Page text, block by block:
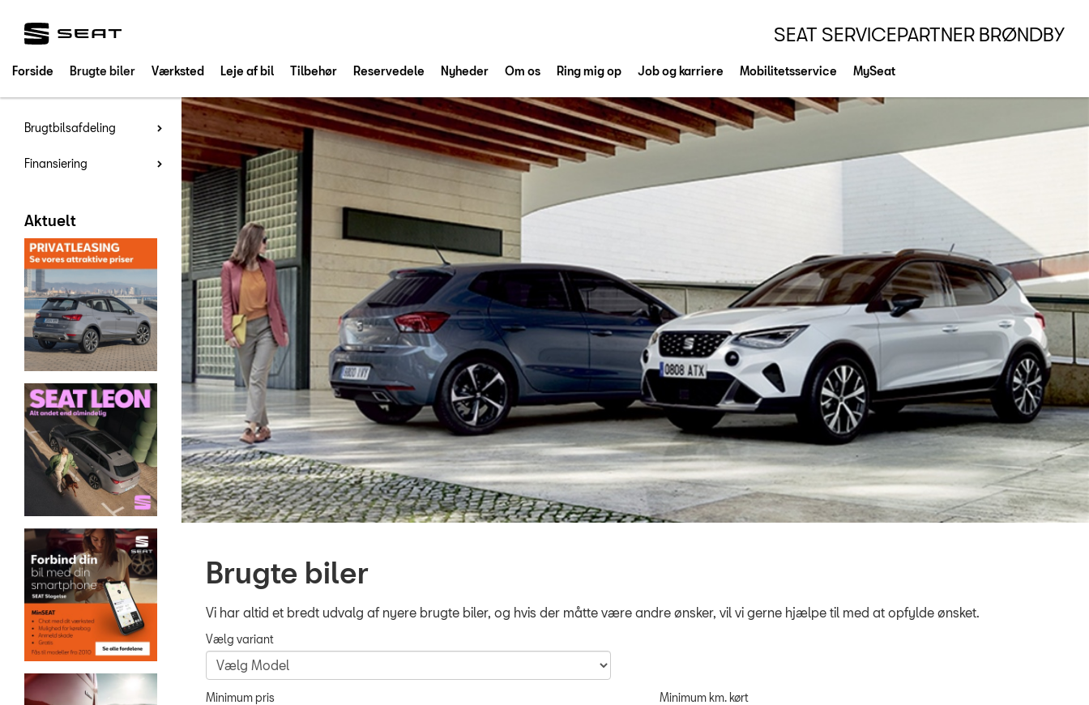
Forside Brugte biler Værksted Leje af bil Tilbehør Reservedele Nyheder Om os Ring mig op Job og karriere Mobilitetsservice MySeat
SEAT SERVICEPARTNER BRØNDBY
Brugtbilsafdeling
Finansiering
Aktuelt
Brugte biler
Vi har altid et bredt udvalg af nyere brugte biler, og hvis der måtte være andre ønsker, vil vi gerne hjælpe til med at opfylde ønsket.
Vælg variant
Minimum pris Minimum km. kørt